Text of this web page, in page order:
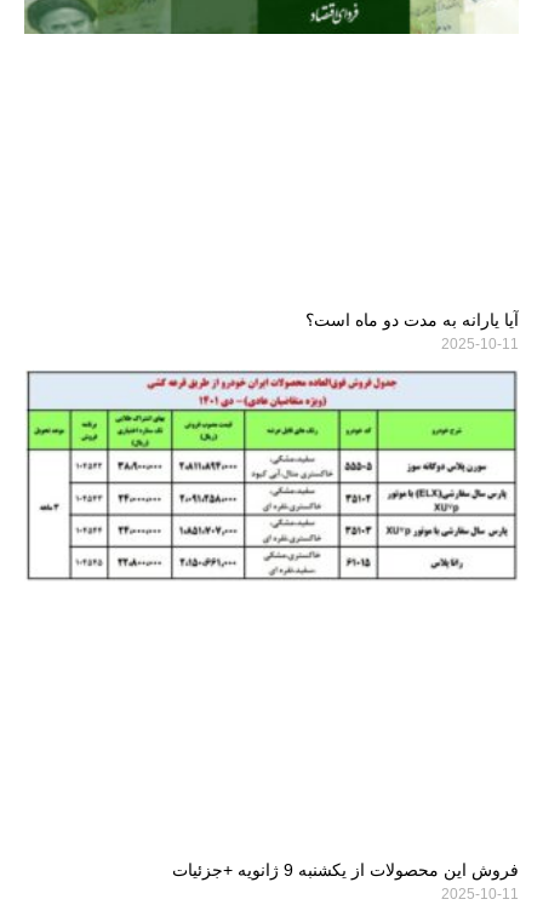
آیا یارانه به مدت دو ماه است؟
2025-10-11
فروش این محصولات از یکشنبه 9 ژانویه +جزئیات
2025-10-11